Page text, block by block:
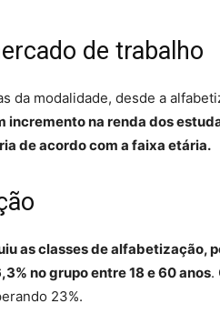
de trabalho
da modalidade, desde a
incremento na renda dos
de acordo com a faixa etária.
as classes de alfabetização,
no grupo entre 18 e 60 anos.
23%.